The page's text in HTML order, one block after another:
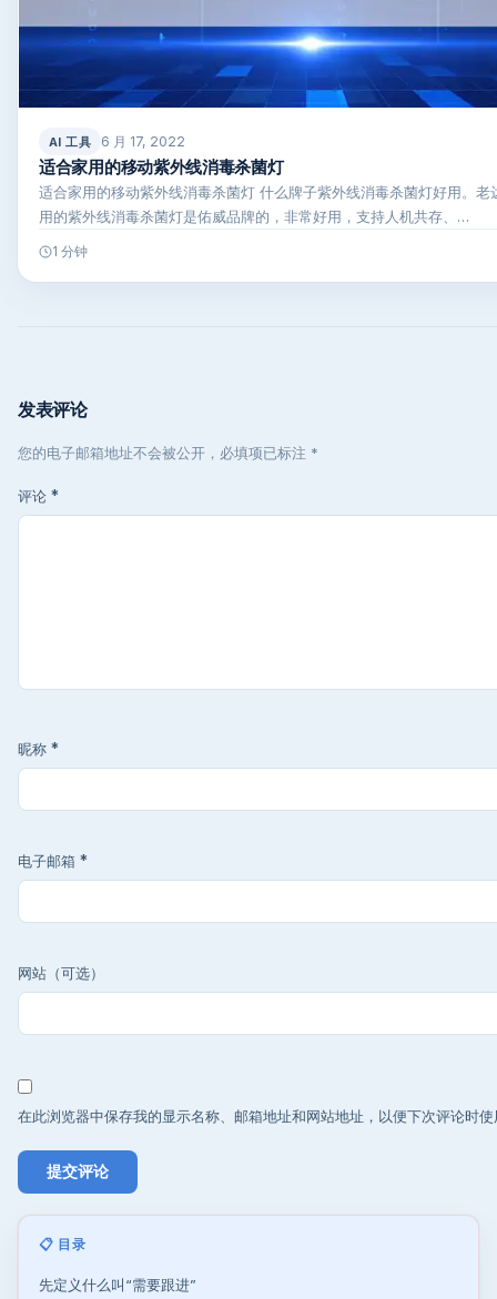
AI 工具 6 月 17, 2022
适合家用的移动紫外线消毒杀菌灯
适合家用的移动紫外线消毒杀菌灯 什么牌子紫外线消毒杀菌灯好用。老
用的紫外线消毒杀菌灯是佑威品牌的，非常好用，支持人机共存、…
1 分钟
发表评论
您的电子邮箱地址不会被公开，必填项已标注 *
评论 *
昵称 *
电子邮箱 *
网站（可选）
在此浏览器中保存我的显示名称、邮箱地址和网站地址，以便下次评论时使
📋 目录
先定义什么叫“需要跟进”